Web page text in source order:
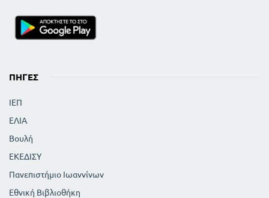
ΠΗΓΈΣ
ΙΕΠ
ΕΛΙΑ
Βουλή
ΕΚΕΔΙΣΥ
Πανεπιστήμιο Ιωαννίνων
Εθνική Βιβλιοθήκη